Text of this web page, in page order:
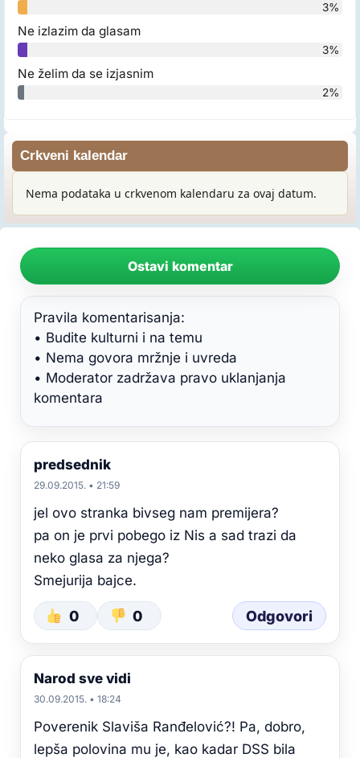
3%
Ne izlazim da glasam
3%
Ne želim da se izjasnim
2%
Crkveni kalendar
Nema podataka u crkvenom kalendaru za ovaj datum.
Ostavi komentar
Pravila komentarisanja:
• Budite kulturni i na temu
• Nema govora mržnje i uvreda
• Moderator zadržava pravo uklanjanja
komentara
predsednik
29.09.2015. • 21:59
jel ovo stranka bivseg nam premijera?
pa on je prvi pobego iz Nis a sad trazi da
neko glasa za njega?
Smejurija bajce.
0 0 Odgovori
Narod sve vidi
30.09.2015. • 18:24
Poverenik Slaviša Ranđelović?! Pa, dobro,
lepša polovina mu je, kao kadar DSS bila